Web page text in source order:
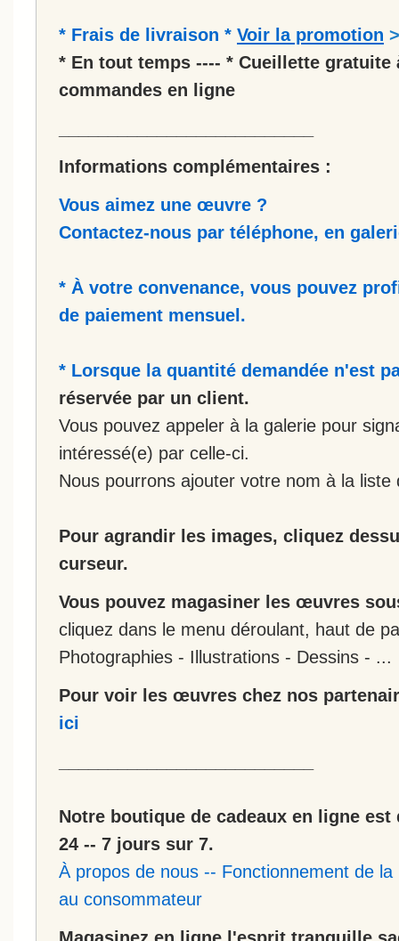
* Frais de livraison * Voir la promotion >
* En tout temps ---- * Cueillette gratuite
commandes en ligne
Informations complémentaires :
Vous aimez une œuvre ?
Contactez-nous par téléphone, en
* À votre convenance, vous pouvez
de paiement mensuel.
* Lorsque la quantité demandée n'est
réservée par un client.
Vous pouvez appeler à la galerie pour
intéressé(e) par celle-ci.
Nous pourrons ajouter votre nom à la liste
Pour agrandir les images, cliquez
curseur.
Vous pouvez magasiner les œuvres
cliquez dans le menu déroulant, haut de
Photographies - Illustrations - Dessins - ...
Pour voir les œuvres chez nos
ici
Notre boutique de cadeaux en ligne
24 -- 7 jours sur 7.
À propos de nous -- Fonctionnement de
au consommateur
Magasinez en ligne l'esprit tranquille